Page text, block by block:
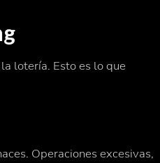
lotería. Esto es lo que
Operaciones excesivas,